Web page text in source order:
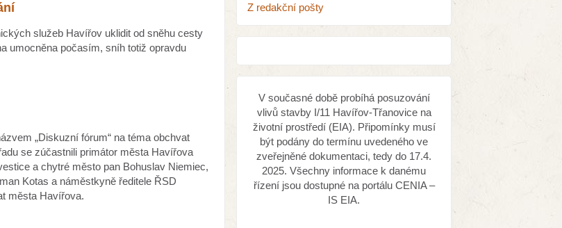
služeb Havířov uklidit od sněhu cesty
umocněna počasím, sníh totiž opravdu
„Diskuzní fórum“ na téma obchvat
se zúčastnili primátor města Havířova
a chytré město pan Bohuslav Niemiec,
Kotas a náměstkyně ředitele ŘSD
města Havířova.
Z redakční pošty
V současné době probíhá posuzování
vlivů stavby I/11 Havířov-Třanovice na
životní prostředí (EIA). Připomínky musí
být podány do termínu uvedeného ve
zveřejněné dokumentaci, tedy do 17.4.
2025. Všechny informace k danému
řízení jsou dostupné na portálu CENIA –
IS EIA.